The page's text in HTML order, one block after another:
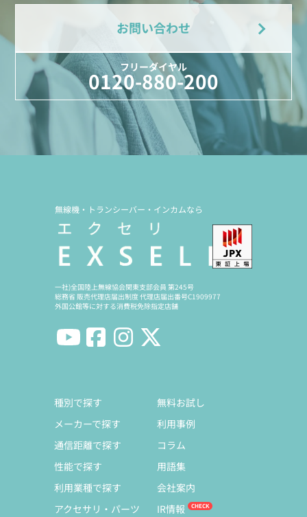
お問い合わせ
フリーダイヤル
0120-880-200
無線機・トランシーバー・インカムなら
一社)全国陸上無線協会関東支部会員 第245号
総務省 販売代理店届出制度 代理店届出番号C1909977
外国公館等に対する消費税免除指定店舗
種別で探す
メーカーで探す
通信距離で探す
性能で探す
利用業種で探す
アクセサリ・パーツ
無料お試し
利用事例
コラム
用語集
会社案内
IR情報